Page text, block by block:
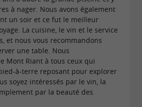
quoi ravir le plus fin des
vins ne sera pas en reste
prestation, avec
vins de la région et
triées par nos
vin. Dégustez, profitez, rien ne
Marilyn adoptent
à nager. Nous avons également
un soir et ce fut le meilleur
La cuisine, le vin et le service
et nous vous recommandons
une table. Nous
Mont Riant à tous ceux qui
à-terre reposant pour explorer
soyez intéressés par le vin, la
par la beauté des